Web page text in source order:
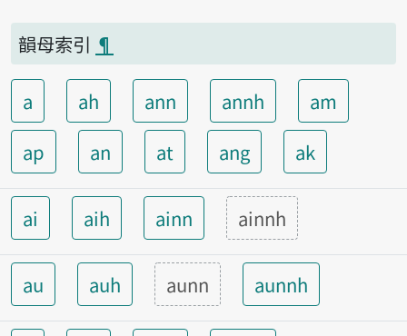
韻母索引 ¶
a ah ann annh
am
ap
an at ang ak
ai aih ainn ainnh
au auh aunn aunnh